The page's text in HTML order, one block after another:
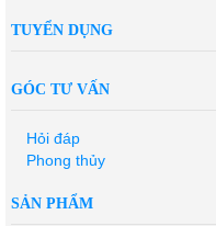
TUYỂN DỤNG
GÓC TƯ VẤN
Hỏi đáp
Phong thủy
SẢN PHẨM